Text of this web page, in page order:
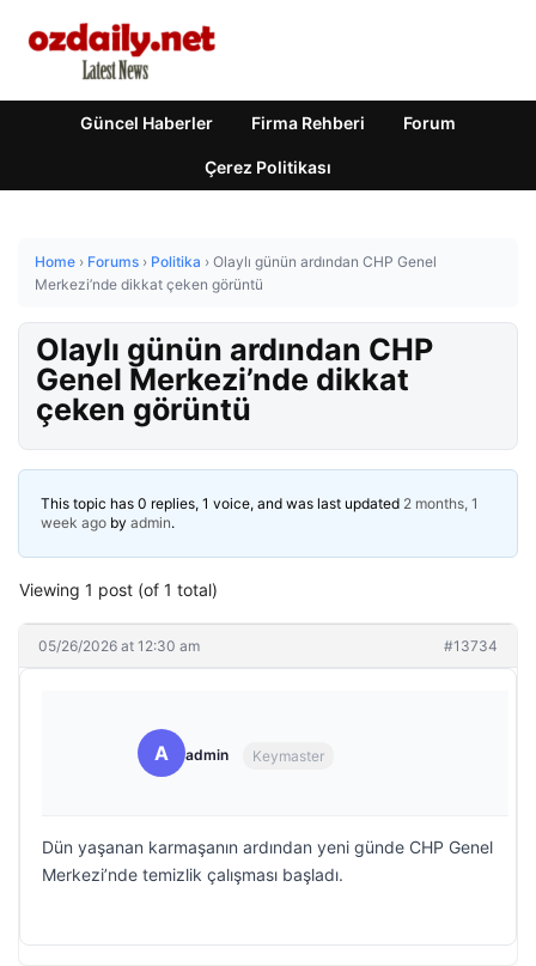
Güncel Haberler Firma Rehberi Forum
Çerez Politikası
Home › Forums › Politika › Olaylı günün ardından CHP Genel
Merkezi’nde dikkat çeken görüntü
Olaylı günün ardından CHP
Genel Merkezi’nde dikkat
çeken görüntü
This topic has 0 replies, 1 voice, and was last updated 2 months, 1
week ago by admin.
Viewing 1 post (of 1 total)
05/26/2026 at 12:30 am #13734
A admin Keymaster
Dün yaşanan karmaşanın ardından yeni günde CHP Genel
Merkezi’nde temizlik çalışması başladı.